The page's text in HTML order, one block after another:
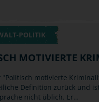
POLITIK
MOTIVIERTE
"Politisch motivierte
Definition zurück und
nicht üblich. Er…